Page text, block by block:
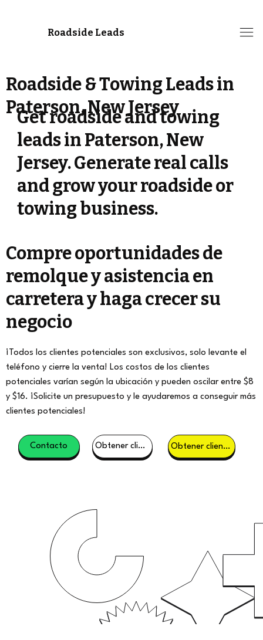
Roadside Leads
Roadside & Towing Leads in
Paterson, New Jersey
Get roadside and towing
leads in Paterson, New
Jersey. Generate real calls
and grow your roadside or
towing business.
Compre oportunidades de
remolque y asistencia en
carretera y haga crecer su
negocio
¡Todos los clientes potenciales son exclusivos, solo levante el
teléfono y cierre la venta! Los costos de los clientes
potenciales varían según la ubicación y pueden oscilar entre $8
y $16. ¡Solicite un presupuesto y le ayudaremos a conseguir más
clientes potenciales!
Contacto Obtener clientes potenciales Obtener clientes potenciales